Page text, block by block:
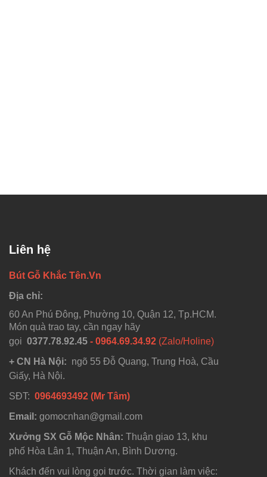
Liên hệ
Bút Gỗ Khắc Tên.Vn
Địa chỉ:
60 An Phú Đông, Phường 10, Quận 12, Tp.HCM.
Món quà trao tay, cần ngay hãy
gọi 0377.78.92.45 - 0964.69.34.92 (Zalo/Holine)
+ CN Hà Nội: ngõ 55 Đỗ Quang, Trung Hoà, Cầu
Giấy, Hà Nội.
SĐT: 0964693492 (Mr Tâm)
Email: gomocnhan@gmail.com
Xưởng SX Gỗ Mộc Nhân: Thuận giao 13, khu
phố Hòa Lân 1, Thuận An, Bình Dương.
Khách đến vui lòng gọi trước. Thời gian làm việc: